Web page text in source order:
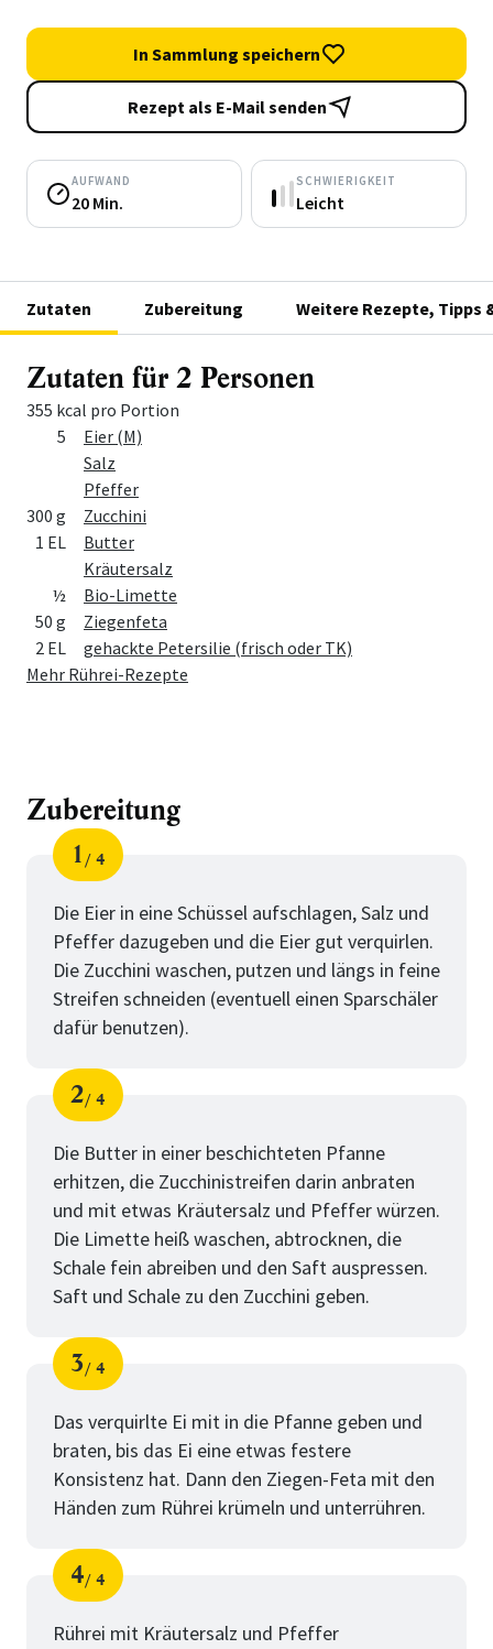
In Sammlung speichern
Rezept als E-Mail senden
AUFWAND
20 Min.
SCHWIERIGKEIT
Leicht
Zutaten Zubereitung Weitere Rezepte, Tipps
Zutaten für 2 Personen
355 kcal pro Portion
Menge
Zutat
5
Eier (M)
Salz
Pfeffer
300 g
Zucchini
1 EL
Butter
Kräutersalz
½
Bio-Limette
50 g
Ziegenfeta
2 EL
gehackte Petersilie (frisch oder TK)
Mehr Rührei-Rezepte
Zubereitung
Schritt
1
von
4
Die Eier in eine Schüssel aufschlagen, Salz und
Pfeffer dazugeben und die Eier gut verquirlen.
Die Zucchini waschen, putzen und längs in feine
Streifen schneiden (eventuell einen Sparschäler
dafür benutzen).
Schritt
2
von
4
Die Butter in einer beschichteten Pfanne
erhitzen, die Zucchinistreifen darin anbraten
und mit etwas Kräutersalz und Pfeffer würzen.
Die Limette heiß waschen, abtrocknen, die
Schale fein abreiben und den Saft auspressen.
Saft und Schale zu den Zucchini geben.
Schritt
3
von
4
Das verquirlte Ei mit in die Pfanne geben und
braten, bis das Ei eine etwas festere
Konsistenz hat. Dann den Ziegen-Feta mit den
Händen zum Rührei krümeln und unterrühren.
Schritt
4
von
4
Rührei mit Kräutersalz und Pfeffer